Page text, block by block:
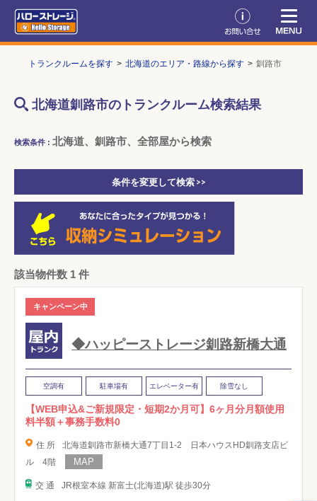
トランクルームを探す 北海道のエリア・路線から探す 釧路市
北海道釧路市のトランクルーム検索結果
検索条件 : 北海道、釧路市、全部屋から検索
条件を変更して検索 >>
該当物件数 1 件
キャンペーン中
◆ハッピーストレージ釧路新橋大通
空調有 駐車場有 エレベーター有 除雪なし
【WEB申込&ご新規限定・短期2か月可】6ヶ月分月額使用
料半額＋事務手数料0
住 所
北海道釧路市新橋大通7丁目1-2 日本ハウスHD釧路支店ビ
ル 4階
交 通 JR根室本線 新富士(北海道)駅 徒歩30分